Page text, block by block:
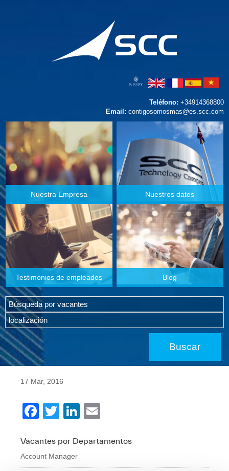
Teléfono: +34914368800
Email: contigosomosmas@es.scc.com
Nuestra Empresa Nuestros datos
Testimonios de empleados Blog
17 Mar, 2016
F
c
e
T
tt
er
Li
k
ail
Vacantes por Departamentos
Account Manager